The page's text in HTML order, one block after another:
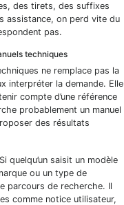
des tirets, des suffixes
assistance, on perd vite du
pas.
techniques
ne remplace pas la
interpréter la demande. Elle
compte d’une référence
probablement un manuel
des résultats
quelqu’un saisit un modèle
ou un type de
parcours de recherche. Il
comme notice utilisateur,